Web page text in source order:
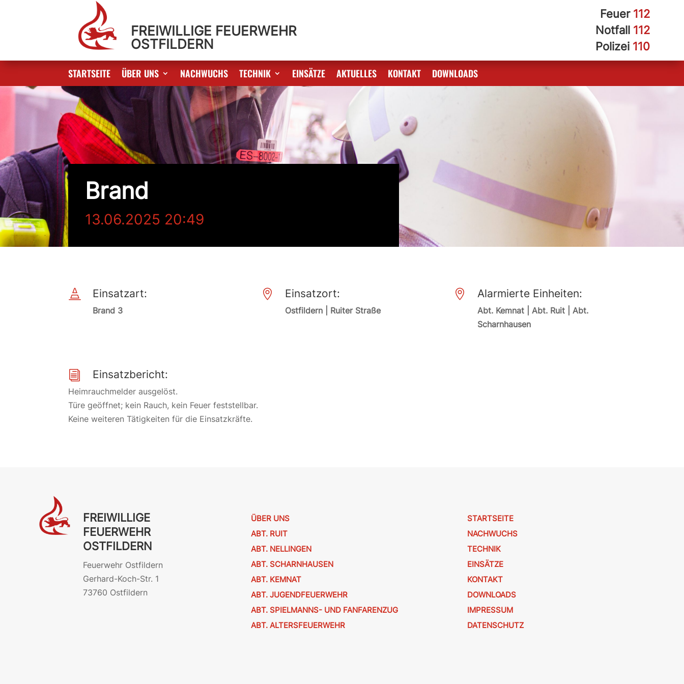
FREIWILLIGE FEUERWEHR
OSTFILDERN
Feuer 112
Notfall 112
Polizei 110
STARTSEITE ÜBER UNS NACHWUCHS TECHNIK EINSÄTZE AKTUELLES KONTAKT DOWNLOADS
Brand
13.06.2025 20:49
 Einsatzart:
Brand 3
 Einsatzort:
Ostfildern | Ruiter Straße
 Alarmierte Einheiten:
Abt. Kemnat | Abt. Ruit | Abt.
Scharnhausen
i Einsatzbericht:
Heimrauchmelder ausgelöst.
Türe geöffnet; kein Rauch, kein Feuer feststellbar.
Keine weiteren Tätigkeiten für die Einsatzkräfte.
FREIWILLIGE
FEUERWEHR
OSTFILDERN
Feuerwehr Ostfildern
Gerhard-Koch-Str. 1
73760 Ostfildern
ÜBER UNS
ABT. RUIT
ABT. NELLINGEN
ABT. SCHARNHAUSEN
ABT. KEMNAT
ABT. JUGENDFEUERWEHR
ABT. SPIELMANNS- UND FANFARENZUG
ABT. ALTERSFEUERWEHR
STARTSEITE
NACHWUCHS
TECHNIK
EINSÄTZE
KONTAKT
DOWNLOADS
IMPRESSUM
DATENSCHUTZ